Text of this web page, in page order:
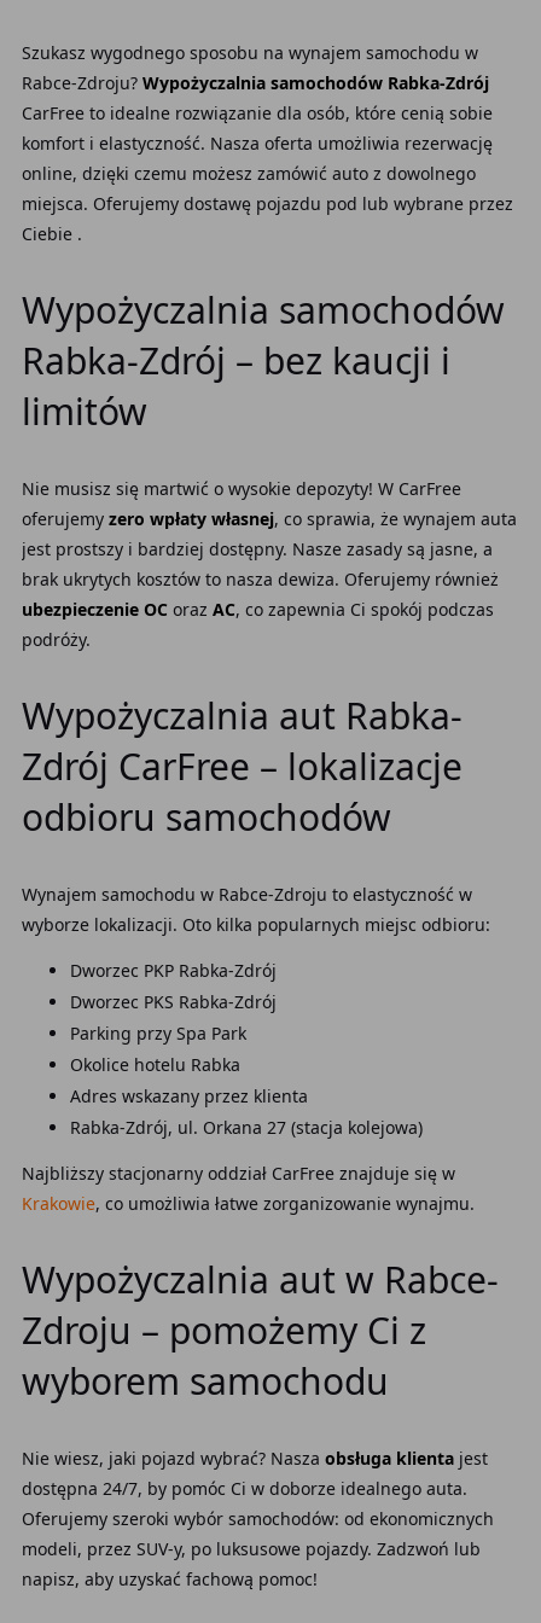
Szukasz wygodnego sposobu na wynajem samochodu w
Rabce-Zdroju? Wypożyczalnia samochodów Rabka-Zdrój
CarFree to idealne rozwiązanie dla osób, które cenią sobie
komfort i elastyczność. Nasza oferta umożliwia rezerwację
online, dzięki czemu możesz zamówić auto z dowolnego
miejsca. Oferujemy dostawę pojazdu pod lub wybrane przez
Ciebie .
Wypożyczalnia samochodów
Rabka-Zdrój – bez kaucji i
limitów
Nie musisz się martwić o wysokie depozyty! W CarFree
oferujemy zero wpłaty własnej, co sprawia, że wynajem auta
jest prostszy i bardziej dostępny. Nasze zasady są jasne, a
brak ukrytych kosztów to nasza dewiza. Oferujemy również
ubezpieczenie OC oraz AC, co zapewnia Ci spokój podczas
podróży.
Wypożyczalnia aut Rabka-
Zdrój CarFree – lokalizacje
odbioru samochodów
Wynajem samochodu w Rabce-Zdroju to elastyczność w
wyborze lokalizacji. Oto kilka popularnych miejsc odbioru:
Dworzec PKP Rabka-Zdrój
Dworzec PKS Rabka-Zdrój
Parking przy Spa Park
Okolice hotelu Rabka
Adres wskazany przez klienta
Rabka-Zdrój, ul. Orkana 27 (stacja kolejowa)
Najbliższy stacjonarny oddział CarFree znajduje się w
Krakowie, co umożliwia łatwe zorganizowanie wynajmu.
Wypożyczalnia aut w Rabce-
Zdroju – pomożemy Ci z
wyborem samochodu
Nie wiesz, jaki pojazd wybrać? Nasza obsługa klientajest
dostępna 24/7, by pomóc Ci w doborze idealnego auta.
Oferujemy szeroki wybór samochodów: od ekonomicznych
modeli, przez SUV-y, po luksusowe pojazdy. Zadzwoń lub
napisz, aby uzyskać fachową pomoc!